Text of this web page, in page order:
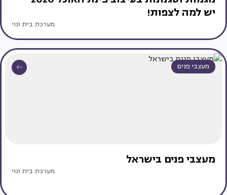
יש למה לצפות!
מערכת בית ונוי
מעצבי פנים
מעצבי פנים בישראל
מערכת בית ונוי